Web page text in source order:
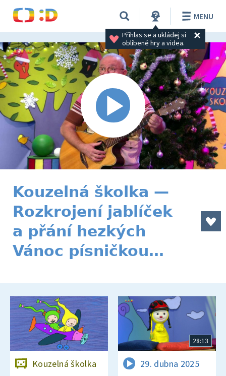
Přihlas se a ukládej si
oblíbené hry a videa.
MENU
Kouzelná školka —
Rozkrojení jablíček
a přání hezkých
Vánoc písničkou…
Kouzelná školka
28:13
29. dubna 2025